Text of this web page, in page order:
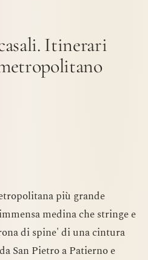
Itinerari
più grande
medina che stringe e
di spine' di una cintura
San Pietro a Patierno e